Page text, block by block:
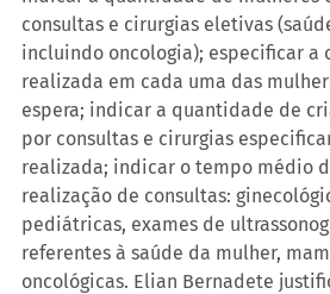
consultas e cirurgias eletivas
incluindo oncologia); especificar a
realizada em cada uma das
espera; indicar a quantidade de
por consultas e cirurgias
realizada; indicar o tempo médio
realização de consultas:
pediátricas, exames de
referentes à saúde da mulher,
oncológicas. Elian Bernadete